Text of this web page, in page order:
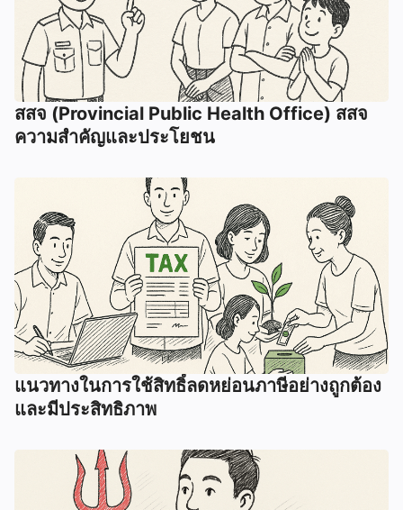
สสจ (Provincial Public Health Office) สสจ
ความสำคัญและประโยชน
แนวทางในการใช้สิทธิ์ลดหย่อนภาษีอย่างถูกต้อง
และมีประสิทธิภาพ